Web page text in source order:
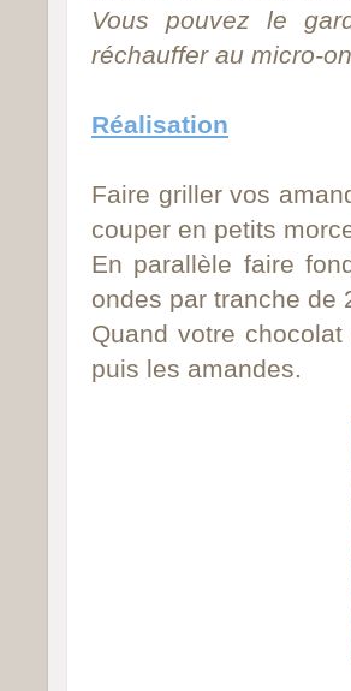
Vous pouvez le
réchauffer au micro-
Réalisation
Faire griller vos
couper en petits
En parallèle faire
ondes par tranche de
Quand votre
puis les amandes.